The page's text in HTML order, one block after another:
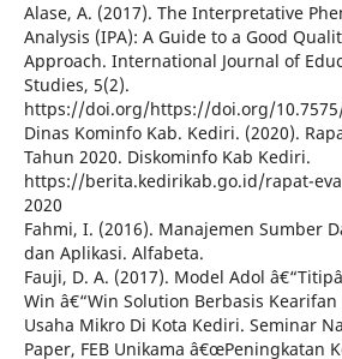
Alase, A. (2017). The Interpretative
Analysis (IPA): A Guide to a Good
Approach. International Journal of
Studies, 5(2).
https://doi.org/https://doi.org/
Dinas Kominfo Kab. Kediri. (2020).
Tahun 2020. Diskominfo Kab Kediri.
https://berita.kedirikab.go.id/rapat-
2020
Fahmi, I. (2016). Manajemen Sumber
dan Aplikasi. Alfabeta.
Fauji, D. A. (2017). Model Adol
Win â€“Win Solution Berbasis Kearifan
Usaha Mikro Di Kota Kediri. Seminar
Paper, FEB Unikama â€œPeningkatan